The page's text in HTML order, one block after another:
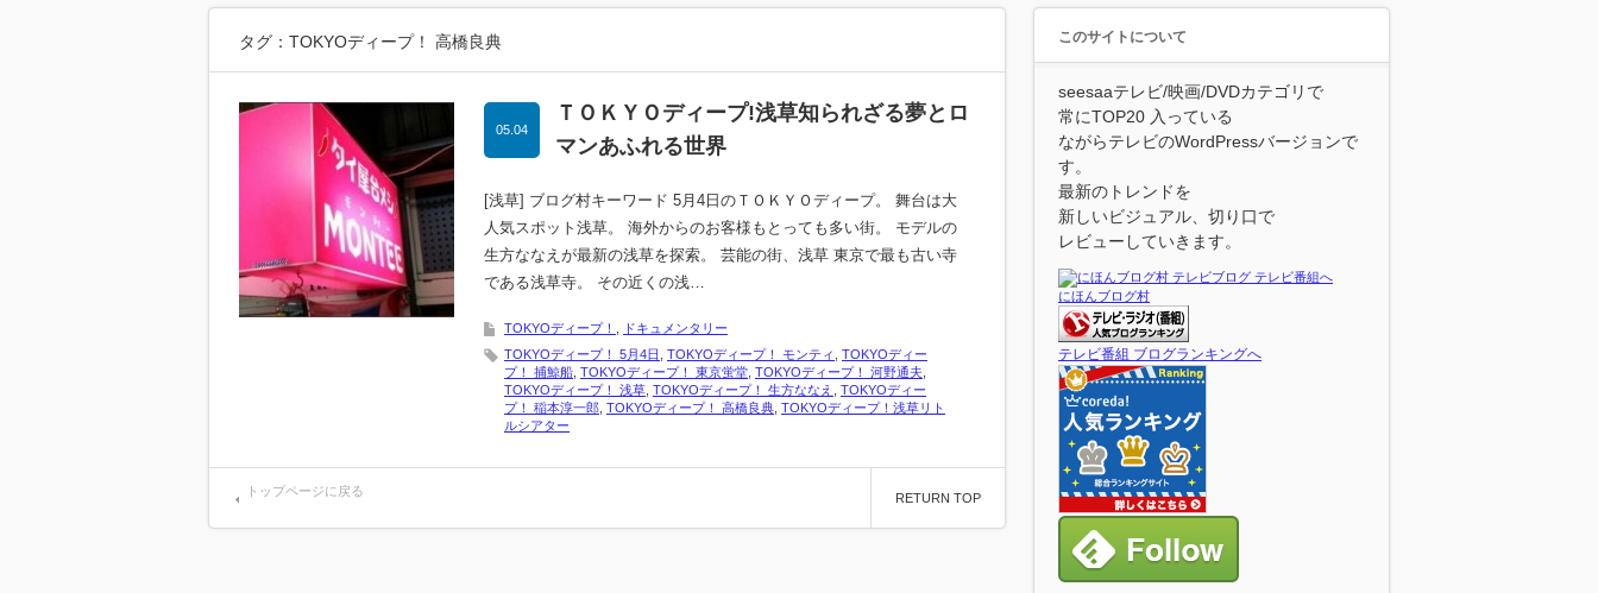
タグ：TOKYOディープ！ 高橋良典
ＴＯＫＹＯディープ!浅草知られざる夢とロ
マンあふれる世界
05.04
[浅草] ブログ村キーワード 5月4日のＴＯＫＹＯディープ。 舞台は大
人気スポット浅草。 海外からのお客様もとっても多い街。 モデルの
生方ななえが最新の浅草を探索。 芸能の街、浅草 東京で最も古い寺
である浅草寺。 その近くの浅…
TOKYOディープ！
ドキュメンタリー
TOKYOディープ！ 5月4日
TOKYOディープ！ モンティ
TOKYOディー
プ！ 捕鯨船 TOKYOディープ！ 東京蛍堂 TOKYOディープ！ 河野通夫
TOKYOディープ！ 浅草 TOKYOディープ！ 生方ななえ
TOKYOディー
プ！ 稲本淳一郎 TOKYOディープ！ 高橋良典 TOKYOディープ！浅草リト
ルシアター
トップページに戻る RETURN TOP
このサイトについて
seesaaテレビ/映画/DVDカテゴリで
常にTOP20 入っている
ながらテレビのWordPressバージョンで
す。
最新のトレンドを
新しいビジュアル、切り口で
レビューしていきます。
にほんブログ村
テレビ番組 ブログランキングへ